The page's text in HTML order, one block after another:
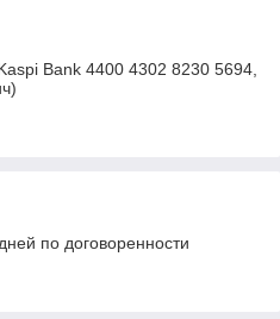
Bank 4400 4302 8230 5694,
по договоренности